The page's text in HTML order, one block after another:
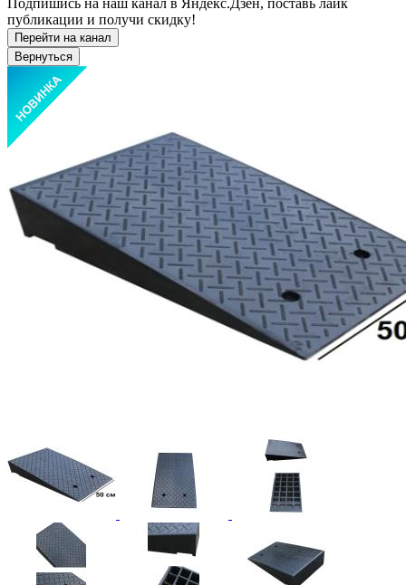
Подпишись на наш канал в Яндекс.Дзен, поставь лайк
публикации и получи скидку!